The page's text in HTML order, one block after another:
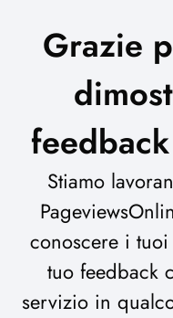
Grazie
Stiamo
conoscere i
tuo feedback
servizio in